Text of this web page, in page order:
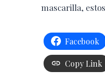
mascarilla,
Facebook
Copy Link